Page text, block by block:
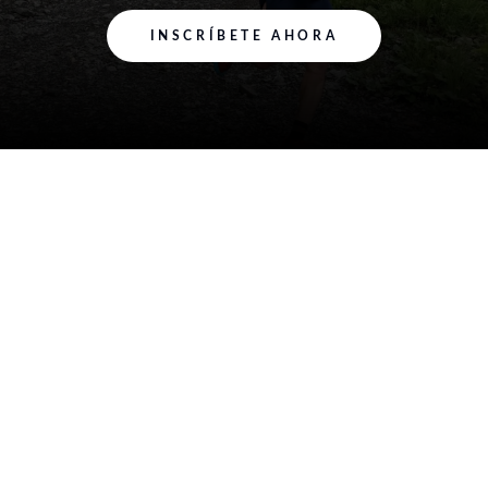
INSCRÍBETE AHORA